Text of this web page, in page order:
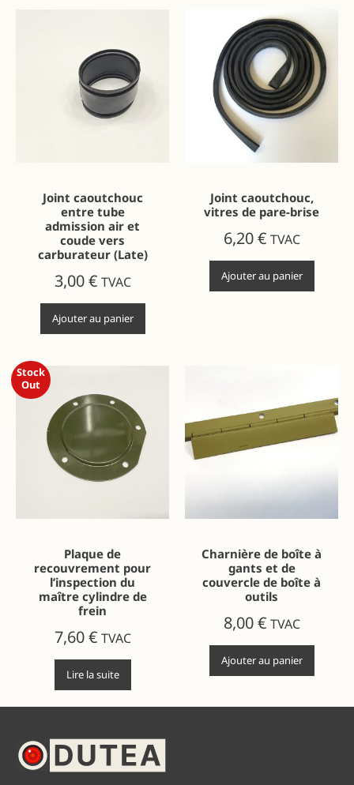
Joint caoutchouc
entre tube
admission air et
coude vers
carburateur (Late)
3,00€ TVAC
Ajouter au panier
Joint caoutchouc,
vitres de pare-brise
6,20€ TVAC
Ajouter au panier
Stock
Out
Plaque de
recouvrement pour
l’inspection du
maître cylindre de
frein
7,60€ TVAC
Lire la suite
Charnière de boîte à
gants et de
couvercle de boîte à
outils
8,00€ TVAC
Ajouter au panier